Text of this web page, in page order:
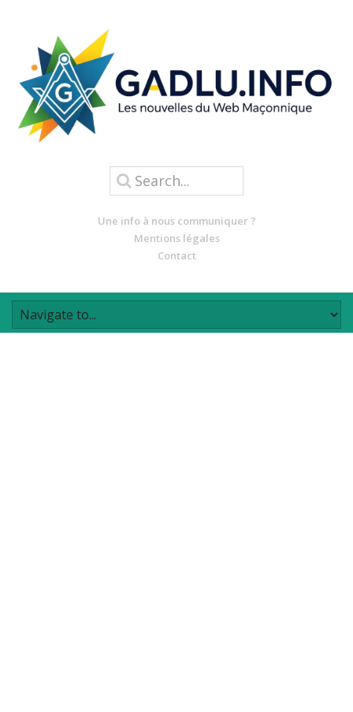
Une info à nous communiquer ?
Mentions légales
Contact